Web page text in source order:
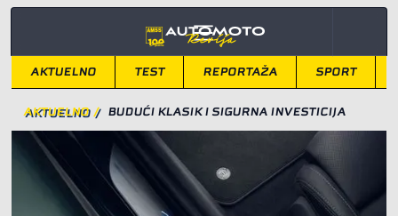
AKTUELNO TEST REPORTAŽA SPORT
AKTUELNO / BUDUĆI KLASIK I SIGURNA INVESTICIJA